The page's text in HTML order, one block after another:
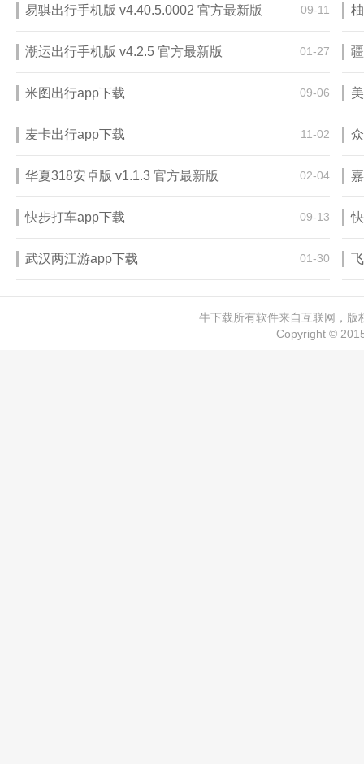
易骐出行手机版 v4.40.5.0002 官方最新版 09-11
潮运出行手机版 v4.2.5 官方最新版 01-27
米图出行app下载 09-06
麦卡出行app下载 11-02
华夏318安卓版 v1.1.3 官方最新版 02-04
快步打车app下载 09-13
武汉两江游app下载 01-30
牛下载所有软件来自互联网，
Copyright ©